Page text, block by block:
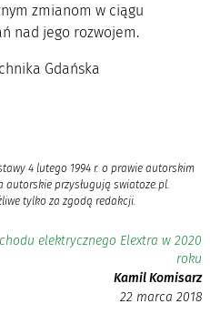
zmianom w ciągu
nad jego rozwojem.
Gdańska
4 lutego 1994 r. o prawie autorskim
autorskie przysługują swiatoze.pl.
tylko za zgodą redakcji.
elektrycznego Elextra w 2020
roku
Kamil Komisarz
22 marca 2018